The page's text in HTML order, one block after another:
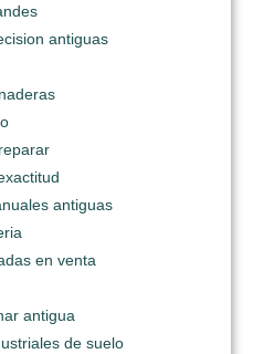
antiguas
antiguas
en venta
antigua
de suelo